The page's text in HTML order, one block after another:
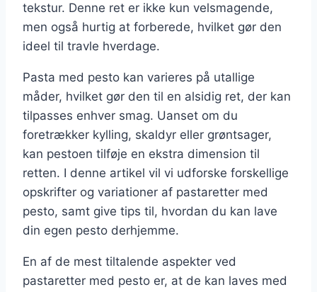
tekstur. Denne ret er ikke kun velsmagende,
men også hurtig at forberede, hvilket gør den
ideel til travle hverdage.
Pasta med pesto kan varieres på utallige
måder, hvilket gør den til en alsidig ret, der kan
tilpasses enhver smag. Uanset om du
foretrækker kylling, skaldyr eller grøntsager,
kan pestoen tilføje en ekstra dimension til
retten. I denne artikel vil vi udforske forskellige
opskrifter og variationer af pastaretter med
pesto, samt give tips til, hvordan du kan lave
din egen pesto derhjemme.
En af de mest tiltalende aspekter ved
pastaretter med pesto er, at de kan laves med